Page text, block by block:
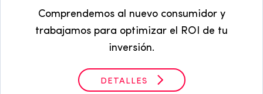
Comprendemos al nuevo consumidor y
trabajamos para optimizar el ROI de tu
inversión.
DETALLES